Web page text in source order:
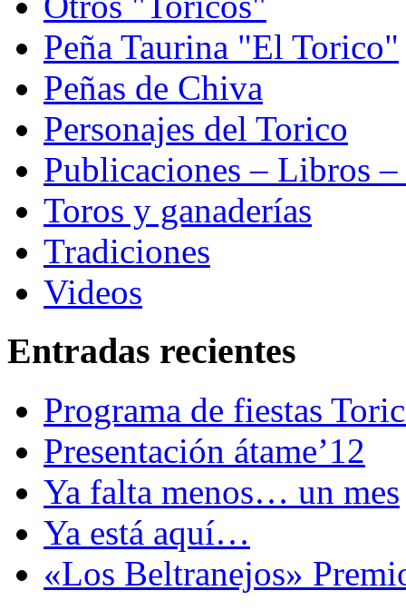
Peña Taurina "El Torico"
Peñas de Chiva
Personajes del Torico
Publicaciones – Libros –
Toros y ganaderías
Tradiciones
Videos
Entradas recientes
Programa de fiestas
Presentación átame’12
Ya falta menos… un mes
Ya está aquí…
«Los Beltranejos»